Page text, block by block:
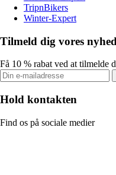
TripnBikers
Winter-Expert
Tilmeld dig vores
Få 10 % rabat ved at tilmelde
Hold kontakten
Find os på sociale medier